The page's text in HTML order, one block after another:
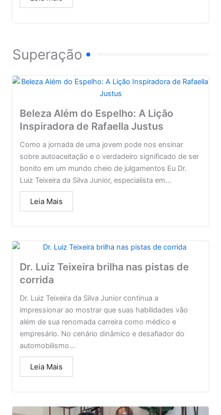
Superação
Beleza Além do Espelho: A Lição
Inspiradora de Rafaella Justus
Como a jornada de uma jovem pode nos ensinar
sobre autoaceitação e o verdadeiro significado de ser
bonito em um mundo cheio de julgamentos Eu Dr.
Luiz Teixeira da Silva Junior, especialista em...
Leia Mais
Dr. Luiz Teixeira brilha nas pistas de
corrida
Dr. Luiz Teixeira da Silva Junior continua a
impressionar ao mostrar que suas habilidades vão
além de sua renomada carreira como médico e
empresário. No cenário dinâmico e desafiador do
automobilismo...
Leia Mais